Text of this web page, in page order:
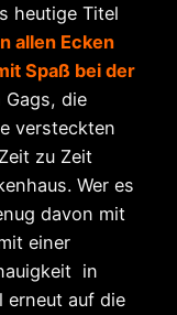
heutige Titel
allen Ecken
Spaß bei der
Gags, die
versteckten
zu Zeit
Wer es
davon mit
einer
in
erneut auf die